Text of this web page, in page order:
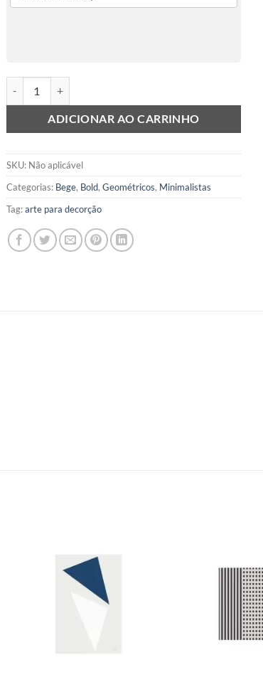
ADICIONAR AO CARRINHO
SKU: Não aplicável
Categorias: Bege, Bold, Geométricos, Minimalistas
Tag:arte para decorção